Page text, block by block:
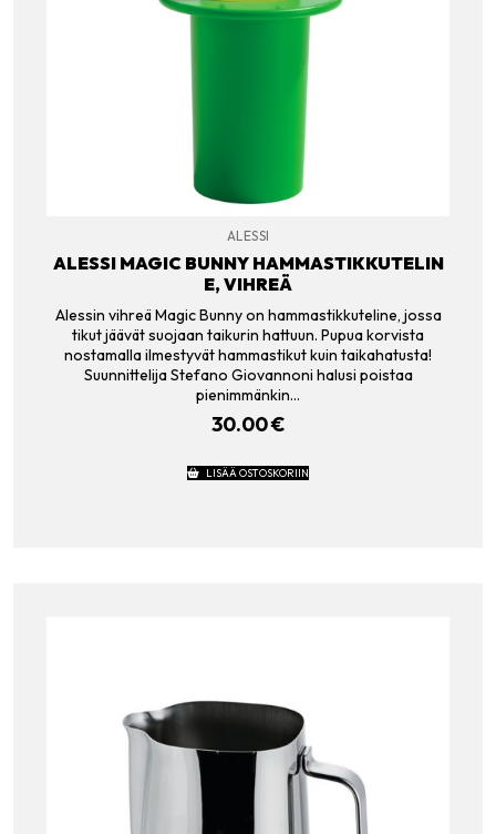
ALESSI
ALESSI MAGIC BUNNY HAMMASTIKKUTELIN
E, VIHREÄ
Alessin vihreä Magic Bunny on hammastikkuteline, jossa
tikut jäävät suojaan taikurin hattuun. Pupua korvista
nostamalla ilmestyvät hammastikut kuin taikahatusta!
Suunnittelija Stefano Giovannoni halusi poistaa
pienimmänkin…
30.00€
LISÄÄ OSTOSKORIIN